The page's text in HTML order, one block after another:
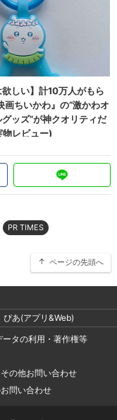
PR TIMES
ページの先頭へ
ぴあ(アプリ&Web)
ータの利用・著作権等
の他お問い合わせ
問い合わせ